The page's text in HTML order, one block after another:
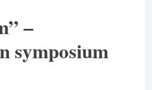
–
symposium